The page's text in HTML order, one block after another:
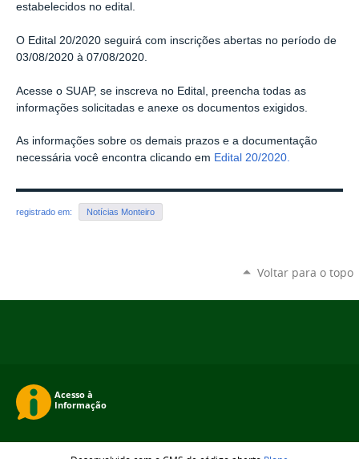
estabelecidos no edital.
O Edital 20/2020 seguirá com inscrições abertas no período de
03/08/2020 à 07/08/2020.
Acesse o SUAP, se inscreva no Edital, preencha todas as
informações solicitadas e anexe os documentos exigidos.
As informações sobre os demais prazos e a documentação
necessária você encontra clicando em Edital 20/2020.
registrado em: Notícias Monteiro
Voltar para o topo